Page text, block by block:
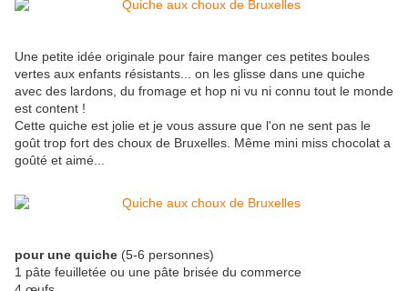
Une petite idée originale pour faire manger ces petites boules
vertes aux enfants résistants... on les glisse dans une quiche
avec des lardons, du fromage et hop ni vu ni connu tout le monde
est content !
Cette quiche est jolie et je vous assure que l'on ne sent pas le
goût trop fort des choux de Bruxelles. Même mini miss chocolat a
goûté et aimé...
pour une quiche (5-6 personnes)
1 pâte feuilletée ou une pâte brisée du commerce